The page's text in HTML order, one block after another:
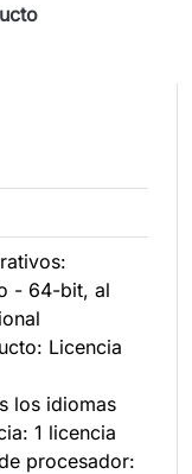
- 64-bit, al
Licencia
los idiomas
1 licencia
procesador: